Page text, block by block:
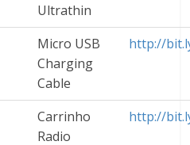
Ultrathin
Micro USB
Charging
Cable
http://
Carrinho
Radio
http://